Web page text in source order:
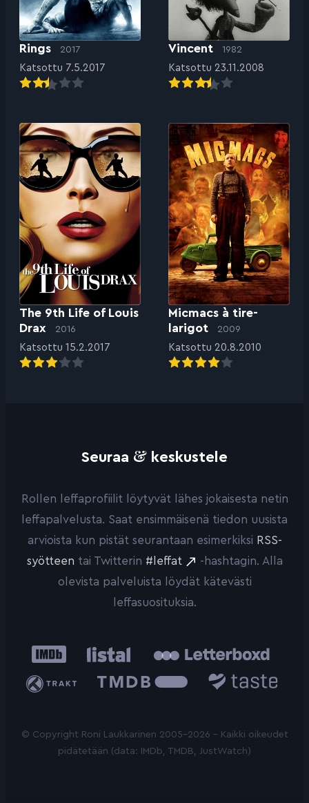
Rings 2017
Katsottu 7.5.2017
Vincent 1982
Katsottu 23.11.2008
The 9th Life of Louis
Drax
2016
Katsottu 15.2.2017
Micmacs à tire-
larigot
2009
Katsottu 20.8.2010
Seuraa & keskustele
Rollen leffaprofiilit löytyvät lähes jokaisesta netin
leffapalvelusta. Saat ensimmäisenä tiedon uusista
arvioista kun pistät seurantaan esimerkiksi RSS-
syötteen tai Twitterin #leffat
-hashtagin. Alla
olevista palveluista löydät kätevästi
leffasuosituksia.
IMDb Listal
Trakt
Database
© Copyright Roni Laukkarinen 2005-2026 - Kaikki oikeudet
pidätetään (data: IMDb, TMDB, JustWatch)